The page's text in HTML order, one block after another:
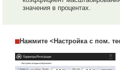
значения в процентах.
Нажмите <Настройка с пом.